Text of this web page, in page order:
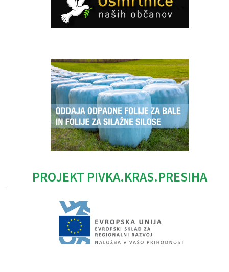
PROJEKT PIVKA.KRAS.PRESIHA